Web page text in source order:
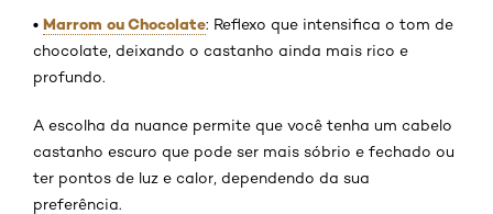
• Marrom ou Chocolate: Reflexo que intensifica o tom de
chocolate, deixando o castanho ainda mais rico e
profundo.
A escolha da nuance permite que você tenha um cabelo
castanho escuro que pode ser mais sóbrio e fechado ou
ter pontos de luz e calor, dependendo da sua
preferência.